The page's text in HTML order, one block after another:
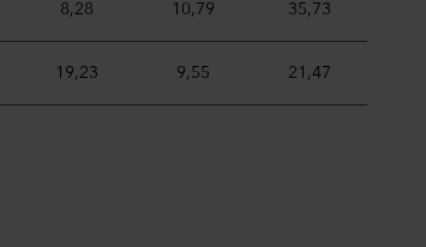
8,28 10,79 35,73
19,23 9,55 21,47